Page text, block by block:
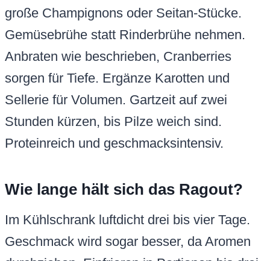
große Champignons oder Seitan-Stücke.
Gemüsebrühe statt Rinderbrühe nehmen.
Anbraten wie beschrieben, Cranberries
sorgen für Tiefe. Ergänze Karotten und
Sellerie für Volumen. Gartzeit auf zwei
Stunden kürzen, bis Pilze weich sind.
Proteinreich und geschmacksintensiv.
Wie lange hält sich das Ragout?
Im Kühlschrank luftdicht drei bis vier Tage.
Geschmack wird sogar besser, da Aromen